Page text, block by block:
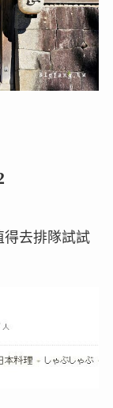
得去排隊試試